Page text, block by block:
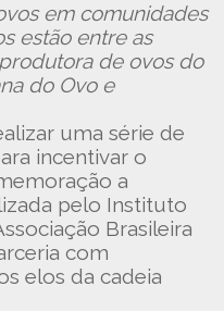
em comunidades
estão entre as
de ovos do
do Ovo e
uma série de
incentivar o
a
pelo Instituto
Brasileira
com
elos da cadeia